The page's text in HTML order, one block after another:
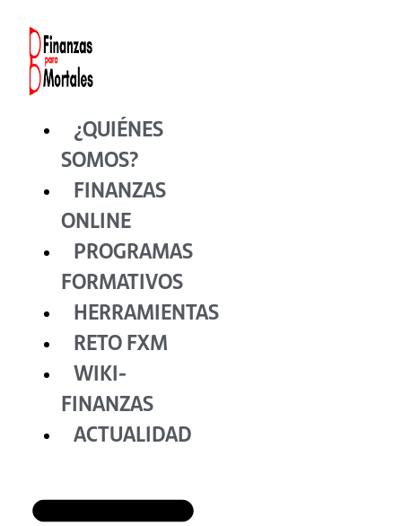
contenido
¿QUIÉNES
SOMOS?
FINANZAS
ONLINE
PROGRAMAS
FORMATIVOS
HERRAMIENTAS
RETO FXM
WIKI-
FINANZAS
ACTUALIDAD